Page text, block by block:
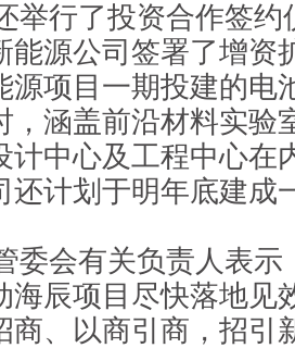
举行了投资合作签约
能源公司签署了增资
源项目一期投建的电
，涵盖前沿材料实验
计中心及工程中心在
还计划于明年底建成
委会有关负责人表
海辰项目尽快落地见
商、以商引商，招引